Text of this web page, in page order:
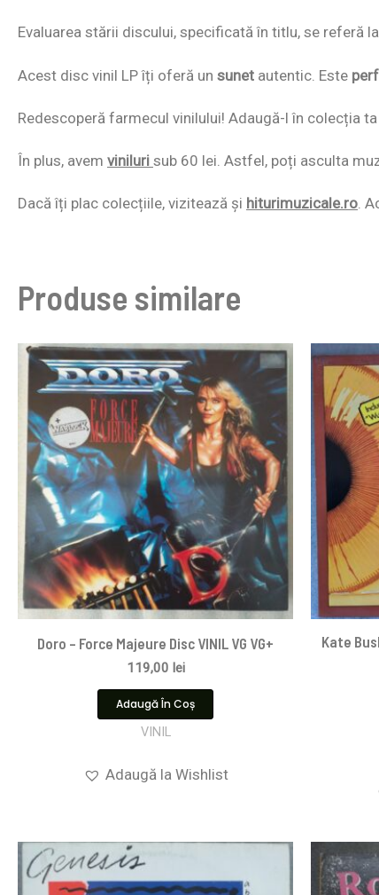
Evaluarea stării discului, specificată în titlu, se referă
Acest disc vinil LP îți oferă un sunet autentic. Este
Redescoperă farmecul vinilului! Adaugă-l în colecția ta
În plus, avem viniluri sub 60 lei. Astfel, poți asculta
Dacă îți plac colecțiile, vizitează și hiturimuzicale.ro.
Produse similare
Doro – Force Majeure Disc VINIL VG VG+
119,00 lei
Adaugă În Coș
VINIL
Adaugă la Wishlist
Kate